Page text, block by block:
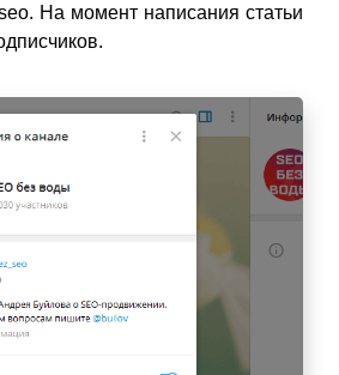
На момент написания статьи